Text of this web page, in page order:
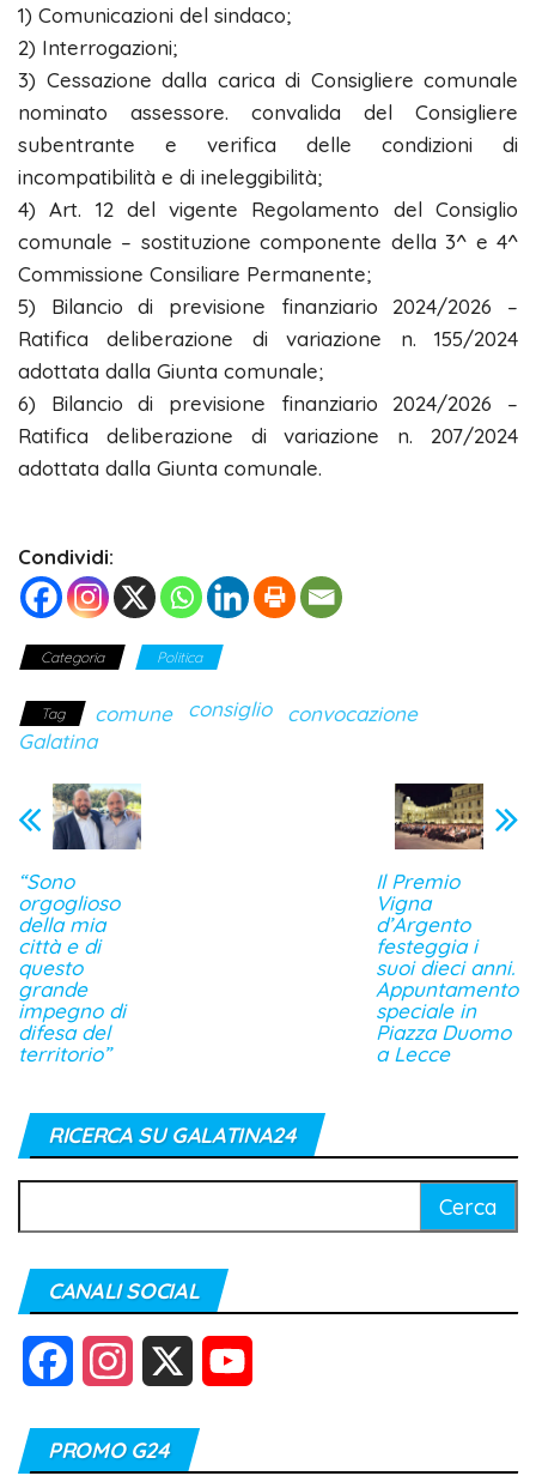
1) Comunicazioni del sindaco;
2) Interrogazioni;
3) Cessazione dalla carica di Consigliere comunale
nominato assessore. convalida del Consigliere
subentrante e verifica delle condizioni di
incompatibilità e di ineleggibilità;
4) Art. 12 del vigente Regolamento del Consiglio
comunale – sostituzione componente della 3^ e 4^
Commissione Consiliare Permanente;
5) Bilancio di previsione finanziario 2024/2026 –
Ratifica deliberazione di variazione n. 155/2024
adottata dalla Giunta comunale;
6) Bilancio di previsione finanziario 2024/2026 –
Ratifica deliberazione di variazione n. 207/2024
adottata dalla Giunta comunale.
Condividi:
Categoria Politica
Tag comune consiglio
convocazione
Galatina
“Sono
orgoglioso
della mia
città e di
questo
grande
impegno di
difesa del
territorio”
Il Premio
Vigna
d’Argento
festeggia i
suoi dieci anni.
Appuntamento
speciale in
Piazza Duomo
a Lecce
RICERCA SU GALATINA24
per:
CANALI SOCIAL
c s
PROMO G24